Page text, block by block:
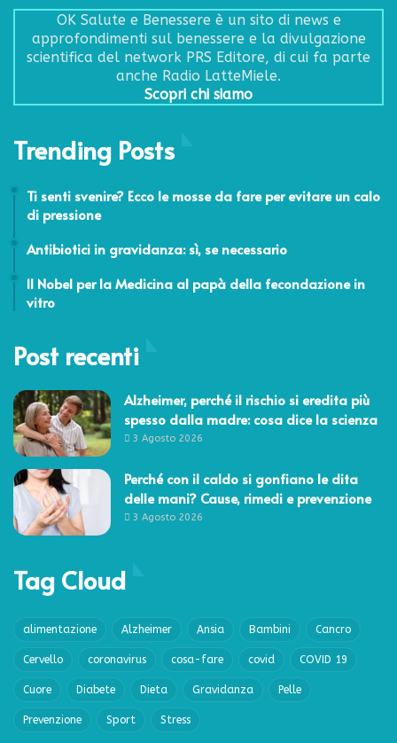
OK Salute e Benessere è un sito di news e
approfondimenti sul benessere e la divulgazione
scientifica del network PRS Editore, di cui fa parte
anche Radio LatteMiele.
Scopri chi siamo
Trending Posts
Ti senti svenire? Ecco le mosse da fare per evitare un calo
di pressione
Antibiotici in gravidanza: sì, se necessario
Il Nobel per la Medicina al papà della fecondazione in
vitro
Post recenti
Alzheimer, perché il rischio si eredita più
spesso dalla madre: cosa dice la scienza
3 Agosto 2026
Perché con il caldo si gonfiano le dita
delle mani? Cause, rimedi e prevenzione
3 Agosto 2026
Tag Cloud
alimentazione Alzheimer Ansia Bambini Cancro
Cervello coronavirus cosa-fare covid COVID 19
Cuore Diabete Dieta Gravidanza Pelle
Prevenzione Sport Stress